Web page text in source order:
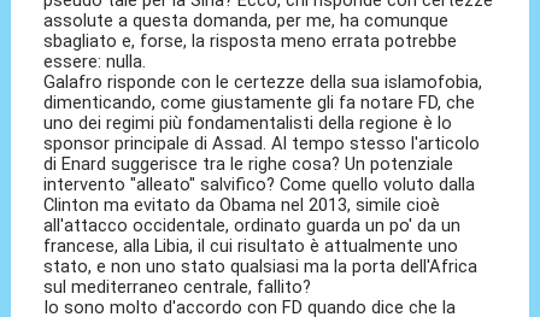
assolute a questa domanda, per me, ha comunque
sbagliato e, forse, la risposta meno errata potrebbe
essere: nulla.
Galafro risponde con le certezze della sua islamofobia,
dimenticando, come giustamente gli fa notare FD, che
uno dei regimi più fondamentalisti della regione è lo
sponsor principale di Assad. Al tempo stesso l'articolo
di Enard suggerisce tra le righe cosa? Un potenziale
intervento "alleato" salvifico? Come quello voluto dalla
Clinton ma evitato da Obama nel 2013, simile cioè
all'attacco occidentale, ordinato guarda un po' da un
francese, alla Libia, il cui risultato è attualmente uno
stato, e non uno stato qualsiasi ma la porta dell'Africa
sul mediterraneo centrale, fallito?
Io sono molto d'accordo con FD quando dice che la